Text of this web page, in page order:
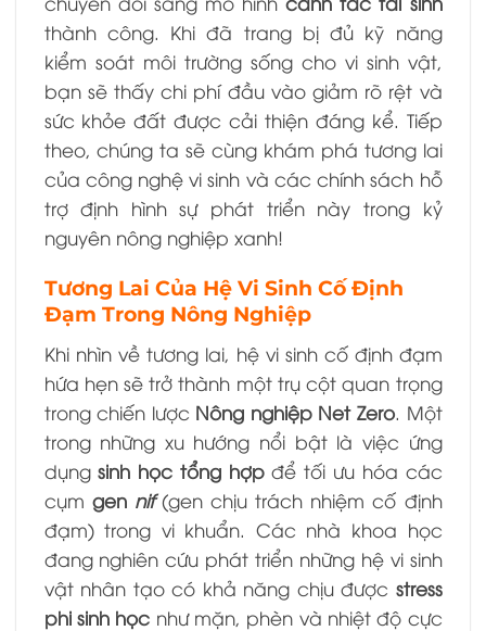
thành công. Khi đã trang bị đủ kỹ năng
kiểm soát môi trường sống cho vi sinh vật,
bạn sẽ thấy chi phí đầu vào giảm rõ rệt và
sức khỏe đất được cải thiện đáng kể. Tiếp
theo, chúng ta sẽ cùng khám phá tương lai
của công nghệ vi sinh và các chính sách hỗ
trợ định hình sự phát triển này trong kỷ
nguyên nông nghiệp xanh!
Tương Lai Của Hệ Vi Sinh Cố Định
Đạm Trong Nông Nghiệp
Khi nhìn về tương lai, hệ vi sinh cố định đạm
hứa hẹn sẽ trở thành một trụ cột quan trọng
trong chiến lược Nông nghiệp Net Zero. Một
trong những xu hướng nổi bật là việc ứng
dụngsinh học tổng hợpđể tối ưu hóa các
cụm gen nif(gen chịu trách nhiệm cố định
đạm) trong vi khuẩn. Các nhà khoa học
đang nghiên cứu phát triển những hệ vi sinh
vật nhân tạo có khả năng chịu được stress
phi sinh học như mặn, phèn và nhiệt độ cực